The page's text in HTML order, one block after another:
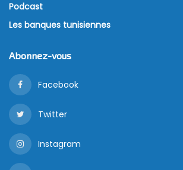
Podcast
Les banques tunisiennes
Abonnez-vous
Facebook
Twitter
Instagram